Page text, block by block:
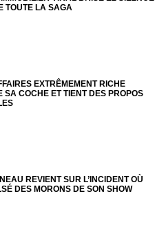
TOUTE LA SAGA
EXTRÊMEMENT RICHE
SA COCHE ET TIENT DES PROPOS
REVIENT SUR L’INCIDENT OÙ
DES MORONS DE SON SHOW